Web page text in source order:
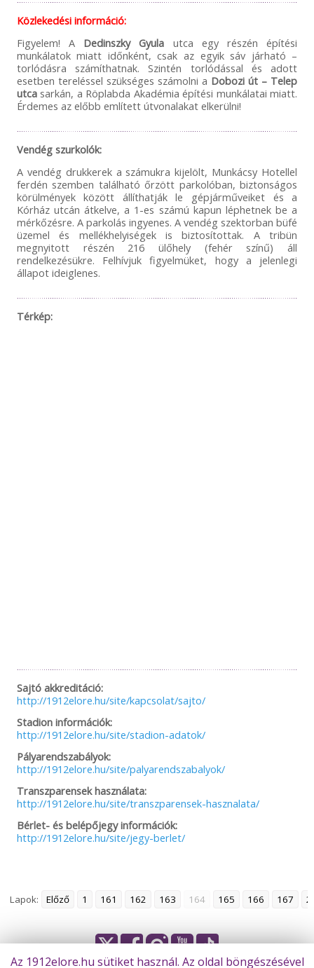
Közlekedési információ:
Figyelem! A Dedinszky Gyula utca egy részén építési
munkálatok miatt időnként, csak az egyik sáv járható –
torlódásra számíthatnak. Szintén torlódással és adott
esetben tereléssel szükséges számolni a Dobozi út – Telep
utcasarkán, a Röplabda Akadémia építési munkálatai miatt.
Érdemes az előbb említett útvonalakat elkerülni!
Vendég szurkolók:
A vendég drukkerek a számukra kijelölt, Munkácsy Hotellel
ferdén szemben található őrzött parkolóban, biztonságos
körülmények között állíthatják le gépjárműveiket és a
Kórház utcán átkelve, a 1-es számú kapun léphetnek be a
mérkőzésre. A parkolás ingyenes. A vendég szektorban büfé
üzemel és mellékhelyiségek is biztosítottak. A tribün
megnyitott részén 216 ülőhely (fehér színű) áll
rendelkezésükre. Felhívjuk figyelmüket, hogy a jelenlegi
állapot ideiglenes.
Térkép:
Sajtó akkreditáció:
http://1912elore.hu/site/kapcsolat/sajto/
Stadion információk:
http://1912elore.hu/site/stadion-adatok/
Pályarendszabályok:
http://1912elore.hu/site/palyarendszabalyok/
Transzparensek használata:
http://1912elore.hu/site/transzparensek-hasznalata/
Bérlet- és belépőjegy információk:
http://1912elore.hu/site/jegy-berlet/
Lapok: Előző 1 161 162 163 164 165 166 167
Az 1912elore.hu sütiket használ. Az oldal böngészésével